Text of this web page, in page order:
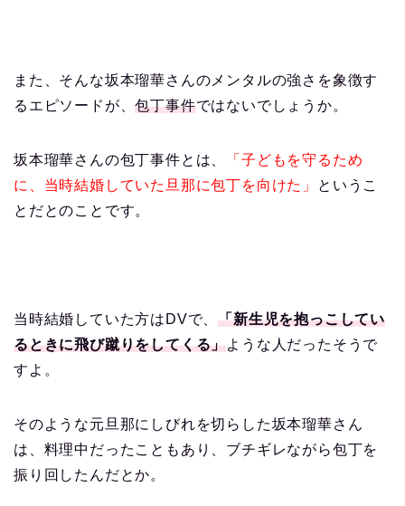
また、そんな坂本瑠華さんのメンタルの強さを象徴す
るエピソードが、包丁事件ではないでしょうか。
坂本瑠華さんの包丁事件とは、
「子どもを守るため
に、当時結婚していた旦那に包丁を向けた」
というこ
とだとのことです。
当時結婚していた方はDVで、「新生児を抱っこしてい
るときに飛び蹴りをしてくる」ような人だったそうで
すよ。
そのような元旦那にしびれを切らした坂本瑠華さん
は、料理中だったこともあり、ブチギレながら包丁を
振り回したんだとか。